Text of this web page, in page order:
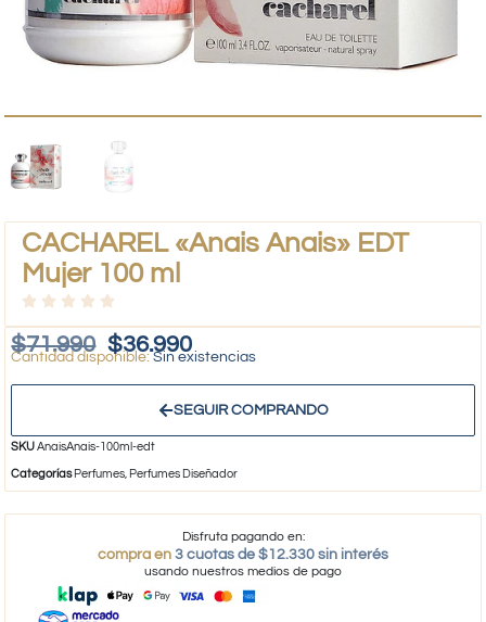
CACHAREL «Anais Anais» EDT
Mujer 100 ml
$71.990 $36.990
Sin existencias
SEGUIR COMPRANDO
SKUAnaisAnais-100ml-edt
Categorías Perfumes, Perfumes Diseñador
Disfruta pagando en:
compra en 3 cuotas de $12.330 sin interés
usando nuestros medios de pago